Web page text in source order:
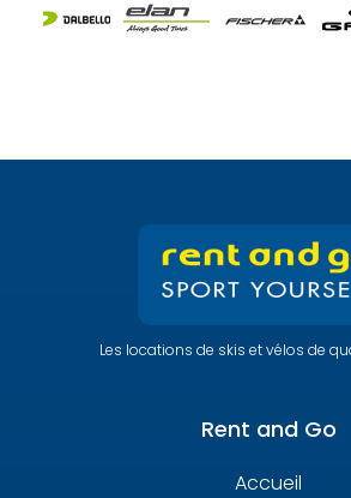
Les locations de skis et vélos de
Rent and Go
Accueil